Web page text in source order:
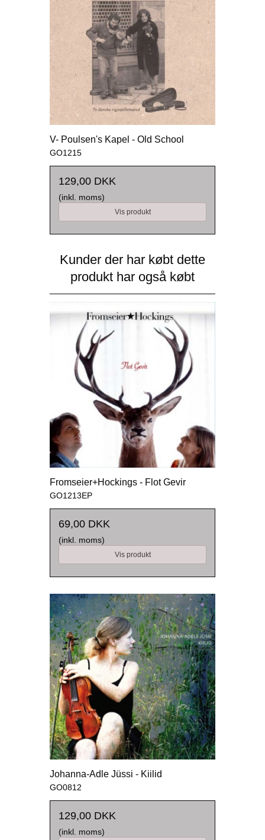
V- Poulsen's Kapel - Old School
GO1215
129,00 DKK
(inkl. moms)
Vis produkt
Kunder der har købt dette
produkt har også købt
Fromseier+Hockings - Flot Gevir
GO1213EP
69,00 DKK
(inkl. moms)
Vis produkt
Johanna-Adle Jüssi - Kiilid
GO0812
129,00 DKK
(inkl. moms)